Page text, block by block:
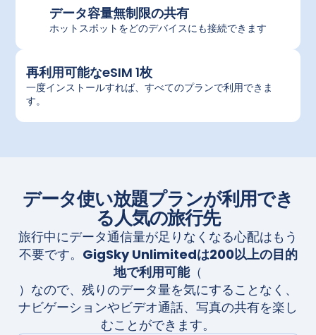
データ容量無制限の共有
ホットスポットをどのデバイスにも接続できます
再利用可能なeSIM 1枚
一度インストールすれば、すべてのプランで利用できま
す。
データ使い放題プランが利用でき
る人気の旅行先
旅行中にデータ通信量が足りなくなる心配はもう
不要です。 GigSky Unlimitedは200以上の目的
地で利用可能（
）なので、残りのデータ量を気にすることなく、
ナビゲーションやビデオ通話、写真の共有を楽し
むことができます。